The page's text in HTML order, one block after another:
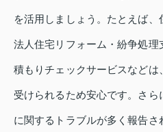
を活用しましょう。たとえば
法人住宅リフォーム・紛争処
積もりチェックサービスなど
受けられるため安心です。さ
に関するトラブルが多く報告